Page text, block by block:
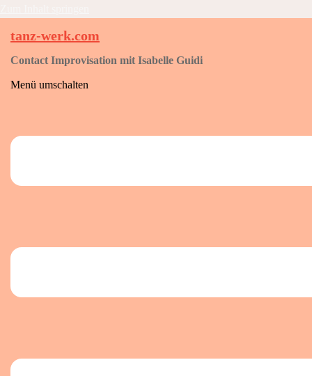
tanz-werk.com
Contact Improvisation mit Isabelle Guidi
Menü umschalten